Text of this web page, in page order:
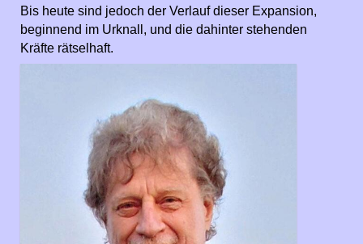
Bis heute sind jedoch der Verlauf dieser Expansion,
beginnend im Urknall, und die dahinter stehenden
Kräfte rätselhaft.